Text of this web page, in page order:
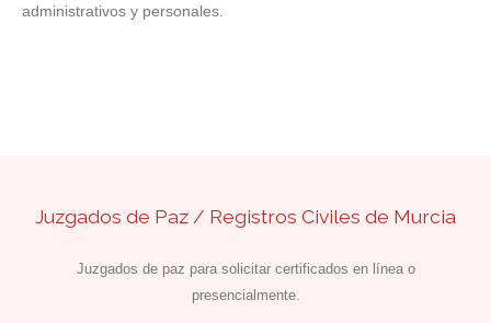
administrativos y personales.
Juzgados de Paz / Registros Civiles de Murcia
Juzgados de paz para solicitar certificados en línea o
presencialmente.